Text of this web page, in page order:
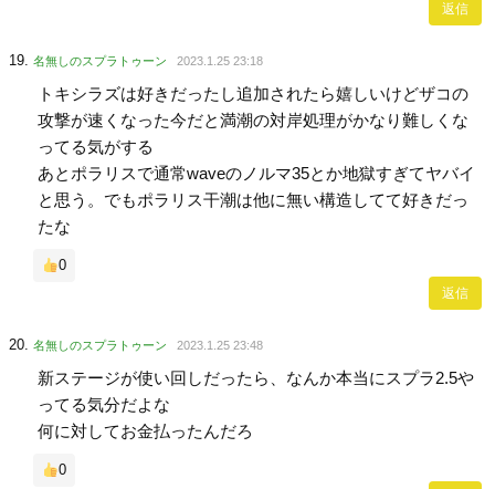
返信
名無しのスプラトゥーン 2023.1.25 23:18
トキシラズは好きだったし追加されたら嬉しいけどザコの
攻撃が速くなった今だと満潮の対岸処理がかなり難しくな
ってる気がする
あとポラリスで通常waveのノルマ35とか地獄すぎてヤバイ
と思う。でもポラリス干潮は他に無い構造してて好きだっ
たな
0
返信
名無しのスプラトゥーン 2023.1.25 23:48
新ステージが使い回しだったら、なんか本当にスプラ2.5や
ってる気分だよな
何に対してお金払ったんだろ
0